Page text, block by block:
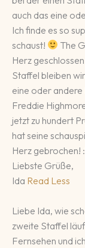
auch das eine
Ich finde es so
schaust!
The
Herz
Staffel bleiben
eine oder andere
Freddie
jetzt zu hundert
hat seine
Herz gebrochen!
Liebste Grüße,
Ida Read Less
Liebe Ida, wie
zweite Staffel
Fernsehen und